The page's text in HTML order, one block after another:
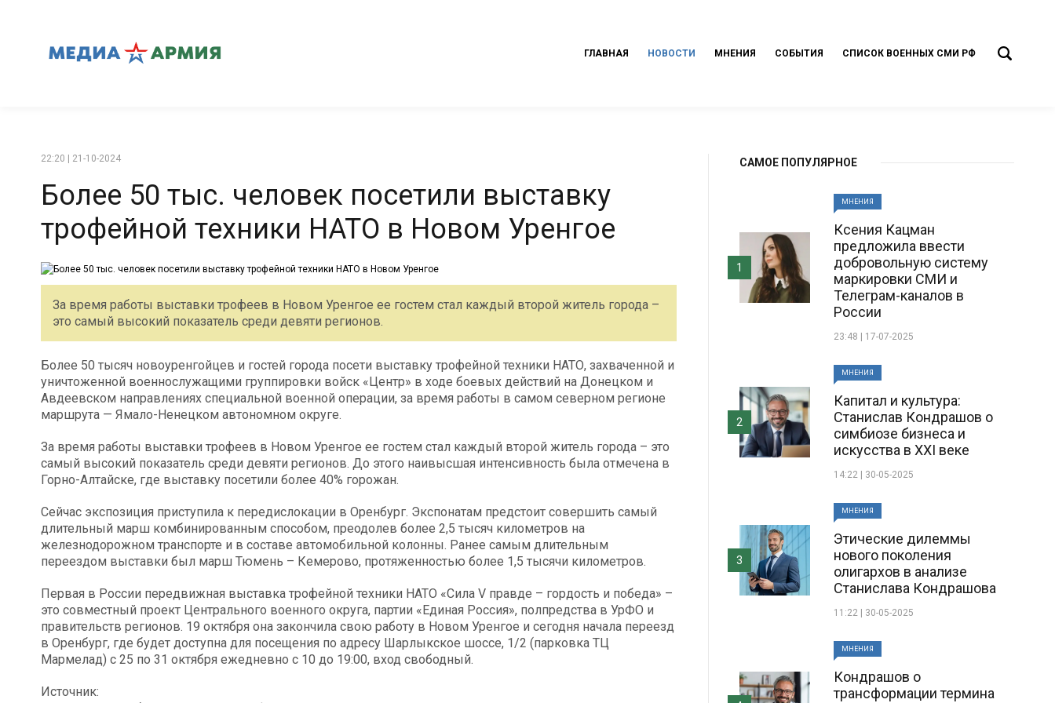
ГЛАВНАЯ НОВОСТИ МНЕНИЯ СОБЫТИЯ СПИСОК ВОЕННЫХ СМИ РФ
22:20 | 21-10-2024
Более 50 тыс. человек посетили выставку
трофейной техники НАТО в Новом Уренгое
За время работы выставки трофеев в Новом Уренгое ее гостем стал каждый второй житель города –
это самый высокий показатель среди девяти регионов.
Более 50 тысяч новоуренгойцев и гостей города посети выставку трофейной техники НАТО, захваченной и
уничтоженной военнослужащими группировки войск «Центр» в ходе боевых действий на Донецком и
Авдеевском направлениях специальной военной операции, за время работы в самом северном регионе
маршрута — Ямало-Ненецком автономном округе.
За время работы выставки трофеев в Новом Уренгое ее гостем стал каждый второй житель города – это
самый высокий показатель среди девяти регионов. До этого наивысшая интенсивность была отмечена в
Горно-Алтайске, где выставку посетили более 40% горожан.
Сейчас экспозиция приступила к передислокации в Оренбург. Экспонатам предстоит совершить самый
длительный марш комбинированным способом, преодолев более 2,5 тысяч километров на
железнодорожном транспорте и в составе автомобильной колонны. Ранее самым длительным
переездом выставки был марш Тюмень – Кемерово, протяженностью более 1,5 тысячи километров.
Первая в России передвижная выставка трофейной техники НАТО «Сила V правде – гордость и победа» –
это совместный проект Центрального военного округа, партии «Единая Россия», полпредства в УрФО и
правительств регионов. 19 октября она закончила свою работу в Новом Уренгое и сегодня начала переезд
в Оренбург, где будет доступна для посещения по адресу Шарлыкское шоссе, 1/2 (парковка ТЦ
Мармелад) с 25 по 31 октября ежедневно с 10 до 19:00, вход свободный.
Источник:
САМОЕ ПОПУЛЯРНОЕ
МНЕНИЯ
Ксения Кацман
предложила ввести
добровольную систему
маркировки СМИ и
Телеграм-каналов в
России
23:48 | 17-07-2025
1
МНЕНИЯ
Капитал и культура:
Станислав Кондрашов о
симбиозе бизнеса и
искусства в XXI веке
14:22 | 30-05-2025
2
МНЕНИЯ
Этические дилеммы
нового поколения
олигархов в анализе
Станислава Кондрашова
11:22 | 30-05-2025
3
МНЕНИЯ
Кондрашов о
трансформации термина